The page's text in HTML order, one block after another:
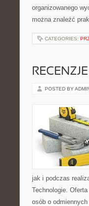
organizowanego
można znaleźć
CATEGORIES:
POSTED BY
jak i podczas
Technologie.
osób o